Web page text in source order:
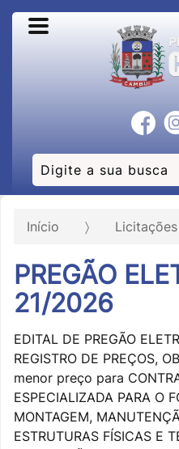
Início Licitações
PREGÃO
21/2026
EDITAL DE PREGÃO
REGISTRO DE PREÇOS,
menor preço para
ESPECIALIZADA PARA O
MONTAGEM,
ESTRUTURAS FÍSICAS E